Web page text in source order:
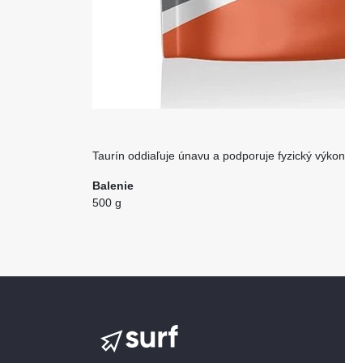
Taurín oddiaľuje únavu a podporuje fyzický výkon.
Balenie
500 g